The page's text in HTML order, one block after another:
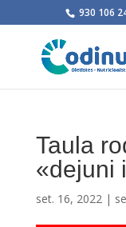
930 106
Taula
«dejuni
set. 16, 2022|